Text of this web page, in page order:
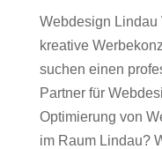
Webdesign Lindau
kreative
suchen einen
Partner für
Optimierung von
im Raum Lindau?